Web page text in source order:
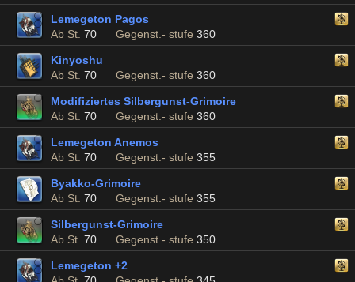
Lemegeton Pagos
Ab St. 70 Gegenst.- stufe 360
Kinyoshu
Ab St. 70 Gegenst.- stufe 360
Modifiziertes Silbergunst-Grimoire
Ab St. 70 Gegenst.- stufe 360
Lemegeton Anemos
Ab St. 70 Gegenst.- stufe 355
Byakko-Grimoire
Ab St. 70 Gegenst.- stufe 355
Silbergunst-Grimoire
Ab St. 70 Gegenst.- stufe 350
Lemegeton +2